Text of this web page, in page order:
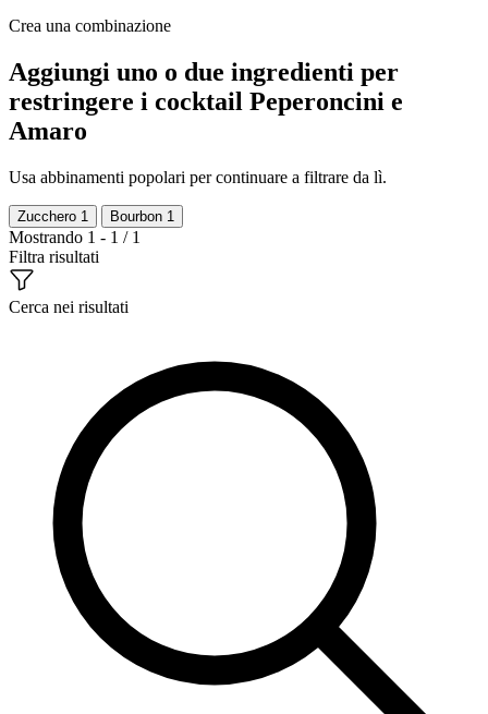
Crea una combinazione
Aggiungi uno o due ingredienti per
restringere i cocktail Peperoncini e
Amaro
Usa abbinamenti popolari per continuare a filtrare da lì.
Zucchero 1 Bourbon 1
Mostrando 1 - 1 / 1
Filtra risultati
Cerca nei risultati